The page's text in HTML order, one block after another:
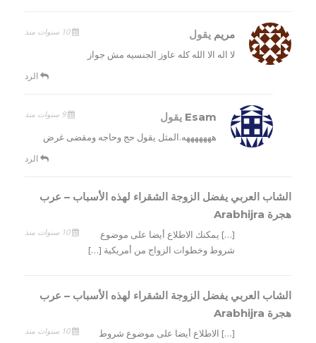
مريم يقول 10 سنوات منذ
لا اله الا الله كله عاوز الجنسيه مش جواز
الرد
Esam يقول 9 سنوات منذ
هههههههه.المثل يقول حج وحاجه ومقضى غرض
الرد
الشاب العربي يفضل الزوجة الشقراء لهذه الأسباب – عرب
هجرة Arabhijra
10 سنوات منذ
[…] يمكنك الاطلاع أيضا على موضوع
شروط وخطوات الزواج من أمريكية […]
الشاب العربي يفضل الزوجة الشقراء لهذه الأسباب – عرب
هجرة Arabhijra
10 سنوات منذ
[…] الاطلاع أيضا على موضوع شروط